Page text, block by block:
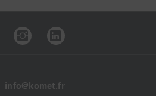
info@komet.fr